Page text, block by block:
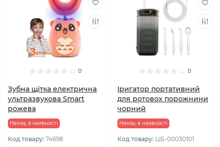
0
Зубна щітка електрична
ультразвукова Smart
рожева
Немає в наявності
Код товару: 74698
0
Іригатор портативний
для ротовох порожнини
чорний
Немає в наявності
Код товару: ЦБ-00030101